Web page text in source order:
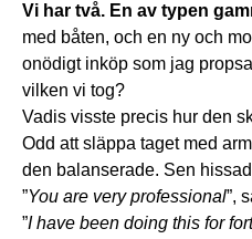
Vi har två. En av typen
med båten, och en ny och
onödigt inköp som jag
vilken vi tog?
Vadis visste precis hur den
Odd att släppa taget med
den balanserade. Sen
”You are very professional”,
”I have been doing this for